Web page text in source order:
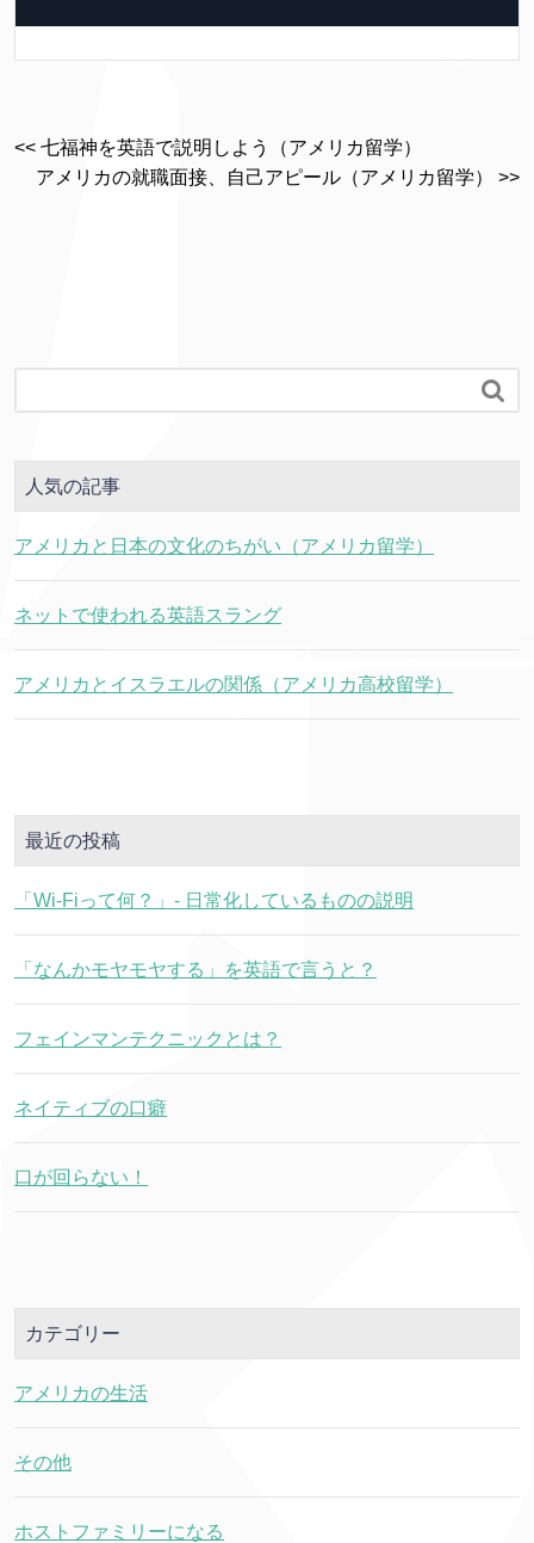
<< 七福神を英語で説明しよう（アメリカ留学）
アメリカの就職面接、自己アピール（アメリカ留学） >>

人気の記事
アメリカと日本の文化のちがい（アメリカ留学）
ネットで使われる英語スラング
アメリカとイスラエルの関係（アメリカ高校留学）
最近の投稿
「Wi-Fiって何？」- 日常化しているものの説明
「なんかモヤモヤする」を英語で言うと？
フェインマンテクニックとは？
ネイティブの口癖
口が回らない！
カテゴリー
アメリカの生活
その他
ホストファミリーになる